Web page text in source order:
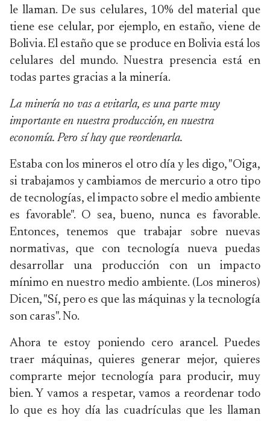
le llaman. De sus celulares, 10% del material que
tiene ese celular, por ejemplo, en estaño, viene de
Bolivia. El estaño que se produce en Bolivia está los
celulares del mundo. Nuestra presencia está en
todas partes gracias a la minería.
La minería no vas a evitarla, es una parte muy
importante en nuestra producción, en nuestra
economía. Pero sí hay que reordenarla.
Estaba con los mineros el otro día y les digo, "Oiga,
si trabajamos y cambiamos de mercurio a otro tipo
de tecnologías, el impacto sobre el medio ambiente
es favorable". O sea, bueno, nunca es favorable.
Entonces, tenemos que trabajar sobre nuevas
normativas, que con tecnología nueva puedas
desarrollar una producción con un impacto
mínimo en nuestro medio ambiente. (Los mineros)
Dicen, "Sí, pero es que las máquinas y la tecnología
son caras". No.
Ahora te estoy poniendo cero arancel. Puedes
traer máquinas, quieres generar mejor, quieres
comprarte mejor tecnología para producir, muy
bien. Y vamos a respetar, vamos a reordenar todo
lo que es hoy día las cuadrículas que les llaman